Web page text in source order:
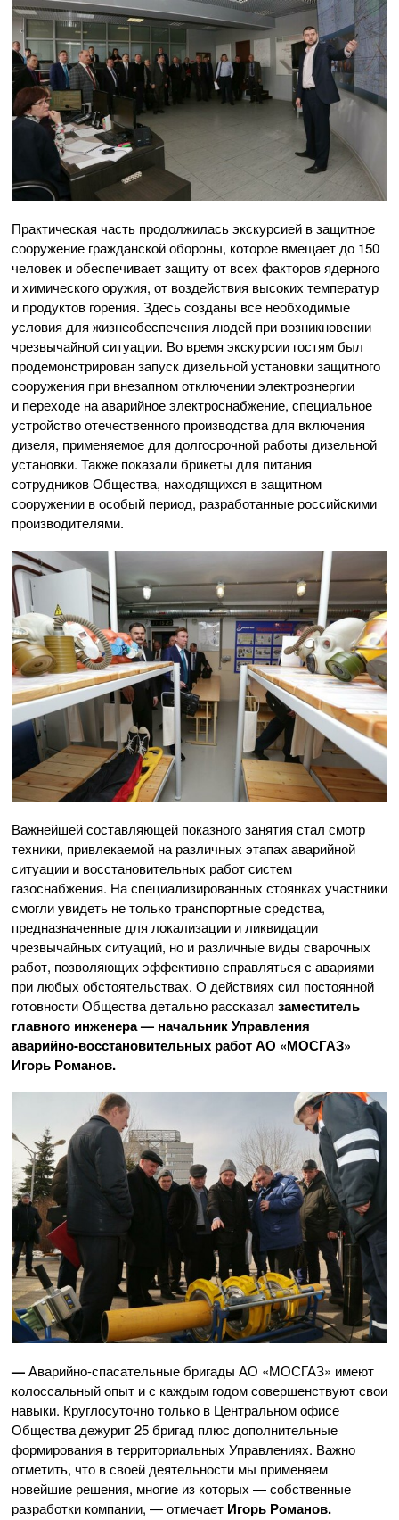
Практическая часть продолжилась экскурсией в защитное
сооружение гражданской обороны, которое вмещает до 150
человек и обеспечивает защиту от всех факторов ядерного
и химического оружия, от воздействия высоких температур
и продуктов горения. Здесь созданы все необходимые
условия для жизнеобеспечения людей при возникновении
чрезвычайной ситуации. Во время экскурсии гостям был
продемонстрирован запуск дизельной установки защитного
сооружения при внезапном отключении электроэнергии
и переходе на аварийное электроснабжение, специальное
устройство отечественного производства для включения
дизеля, применяемое для долгосрочной работы дизельной
установки. Также показали брикеты для питания
сотрудников Общества, находящихся в защитном
сооружении в особый период, разработанные российскими
производителями.
Важнейшей составляющей показного занятия стал смотр
техники, привлекаемой на различных этапах аварийной
ситуации и восстановительных работ систем
газоснабжения. На специализированных стоянках участники
смогли увидеть не только транспортные средства,
предназначенные для локализации и ликвидации
чрезвычайных ситуаций, но и различные виды сварочных
работ, позволяющих эффективно справляться с авариями
при любых обстоятельствах. О действиях сил постоянной
готовности Общества детально рассказал заместитель
главного инженера — начальник Управления
аварийно-восстановительных работАО «МОСГАЗ»
Игорь Романов.
—Аварийно-спасательныебригады АО «МОСГАЗ» имеют
колоссальный опыт и с каждым годом совершенствуют свои
навыки. Круглосуточно только в Центральном офисе
Общества дежурит 25 бригад плюс дополнительные
формирования в территориальных Управлениях. Важно
отметить, что в своей деятельности мы применяем
новейшие решения, многие из которых — собственные
разработки компании, — отмечает Игорь Романов.